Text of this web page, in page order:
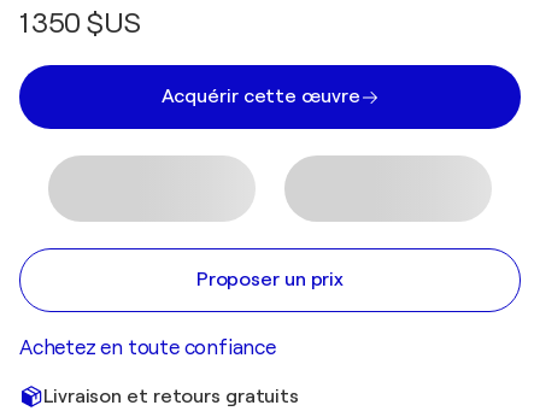
1 350 $US
Acquérir cette œuvre
Proposer un prix
Achetez en toute confiance
Livraison et retours gratuits